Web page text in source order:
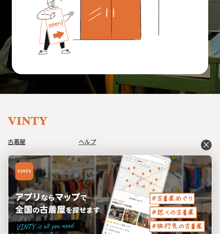
close
古着屋
アイテム
コーデ
イベント
ブログ
ヘルプ
利用規約
プライバシーポリシー
特定商取引法に基づく表記
運営会社